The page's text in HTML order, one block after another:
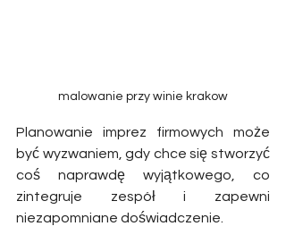
malowanie przy winie krakow
Planowanie imprez firmowych może
być wyzwaniem, gdy chce się stworzyć
coś naprawdę wyjątkowego, co
zintegruje zespół i zapewni
niezapomniane doświadczenie.